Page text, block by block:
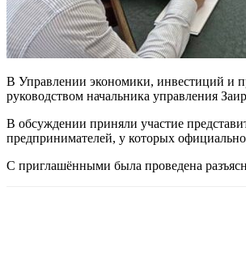
В Управлении экономики, инвестиций и
руководством начальника управления
В обсуждении приняли участие
предпринимателей, у которых
С приглашёнными была проведена